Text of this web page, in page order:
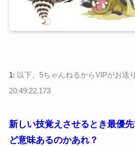
1: 以下、5ちゃんねるからVIPがお送
20:49:22.173
新しい技覚えさせるとき最優
ど意味あるのかあれ？